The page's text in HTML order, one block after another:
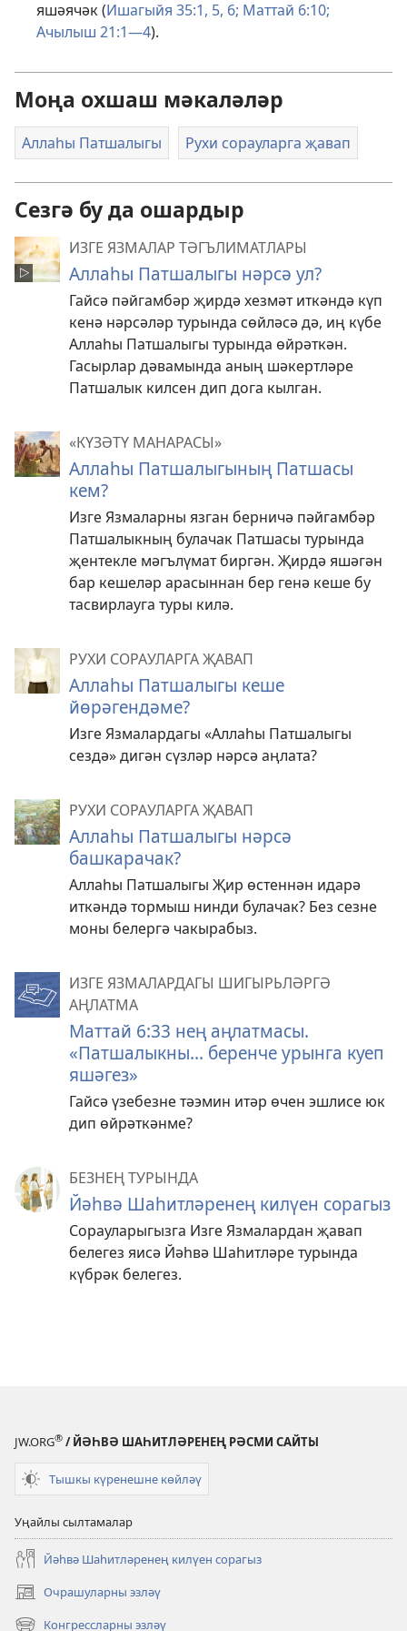
яшәячәк (Ишагыйя 35:1, 5, 6; Маттай 6:10;
Ачылыш 21:1—4).
Моңа охшаш мәкаләләр
Аллаһы Патшалыгы Рухи сорауларга җавап
Сезгә бу да ошардыр
ИЗГЕ ЯЗМАЛАР ТӘГЪЛИМАТЛАРЫ
Аллаһы Патшалыгы нәрсә ул?
Гайсә пәйгамбәр җирдә хезмәт иткәндә күп
кенә нәрсәләр турында сөйләсә дә, иң күбе
Аллаһы Патшалыгы турында өйрәткән.
Гасырлар дәвамында аның шәкертләре
Патшалык килсен дип дога кылган.
«КҮЗӘТҮ МАНАРАСЫ»
Аллаһы Патшалыгының Патшасы
кем?
Изге Язмаларны язган берничә пәйгамбәр
Патшалыкның булачак Патшасы турында
җентекле мәгълүмат биргән. Җирдә яшәгән
бар кешеләр арасыннан бер генә кеше бу
тасвирлауга туры килә.
РУХИ СОРАУЛАРГА ҖАВАП
Аллаһы Патшалыгы кеше
йөрәгендәме?
Изге Язмалардагы «Аллаһы Патшалыгы
сездә» дигән сүзләр нәрсә аңлата?
РУХИ СОРАУЛАРГА ҖАВАП
Аллаһы Патшалыгы нәрсә
башкарачак?
Аллаһы Патшалыгы Җир өстеннән идарә
иткәндә тормыш нинди булачак? Без сезне
моны белергә чакырабыз.
ИЗГЕ ЯЗМАЛАРДАГЫ ШИГЫРЬЛӘРГӘ
АҢЛАТМА
Маттай 6:33 нең аңлатмасы.
«Патшалыкны... беренче урынга куеп
яшәгез»
Гайсә үзебезне тәэмин итәр өчен эшлисе юк
дип өйрәткәнме?
БЕЗНЕҢ ТУРЫНДА
Йәһвә Шаһитләренең килүен сорагыз
Сорауларыгызга Изге Язмалардан җавап
белегез яисә Йәһвә Шаһитләре турында
күбрәк белегез.
JW.ORG® / ЙӘҺВӘ ШАҺИТЛӘРЕНЕҢ РӘСМИ САЙТЫ
Тышкы күренешне көйләү
Уңайлы сылтамалар
Йәһвә Шаһитләренең килүен сорагыз
Очрашуларны эзләү
яңа
тәрәзәдәКонгрессларны эзләү